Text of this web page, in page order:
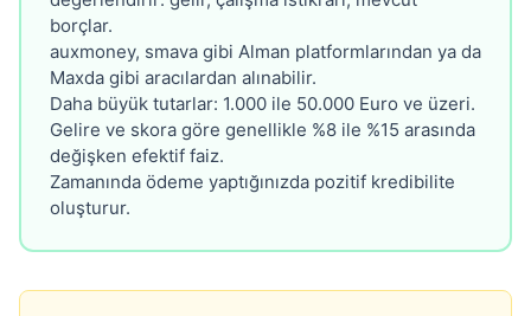
borçlar.
auxmoney, smava gibi Alman platformlarından ya da
Maxda gibi aracılardan alınabilir.
Daha büyük tutarlar: 1.000 ile 50.000 Euro ve üzeri.
Gelire ve skora göre genellikle %8 ile %15 arasında
değişken efektif faiz.
Zamanında ödeme yaptığınızda pozitif kredibilite
oluşturur.